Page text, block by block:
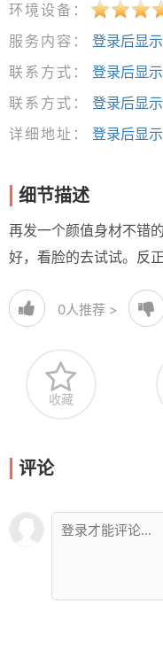
环境设备：
服务内容：
登录后显示
联系方式：
登录后显示
联系方式：
登录后显示
详细地址：
登录后显示
细节描述
再发一个颜值身材不错
好，看脸的去试试。反
0人推荐 >
收藏
评论